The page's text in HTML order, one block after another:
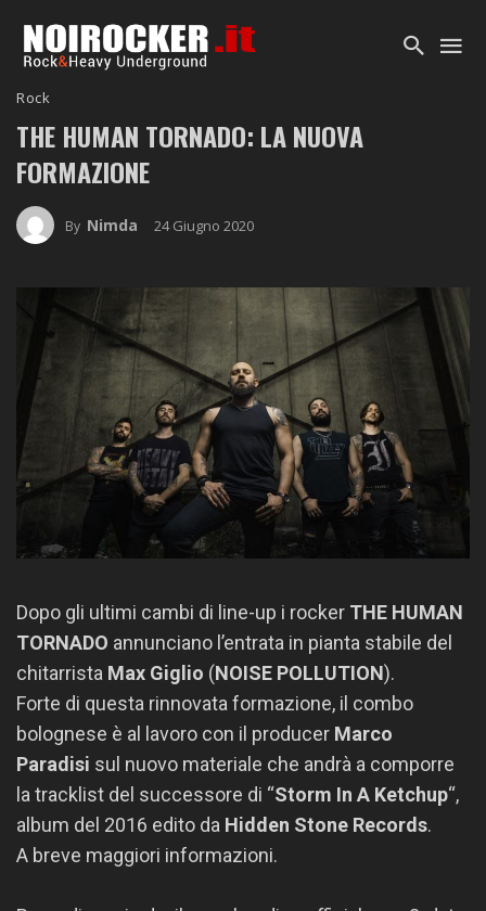
Rock
THE HUMAN TORNADO: LA NUOVA
FORMAZIONE
By Nimda 24 Giugno 2020
Dopo gli ultimi cambi di line-up i rocker THE HUMAN
TORNADO annunciano l’entrata in pianta stabile del
chitarrista Max Giglio (NOISE POLLUTION).
Forte di questa rinnovata formazione, il combo
bolognese è al lavoro con il producer Marco
Paradisi sul nuovo materiale che andrà a comporre
la tracklist del successore di “Storm In A Ketchup“,
album del 2016 edito da Hidden Stone Records.
A breve maggiori informazioni.